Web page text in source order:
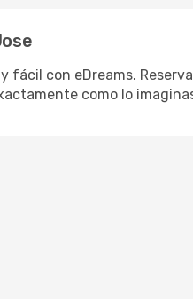
fácil con eDreams.
como lo